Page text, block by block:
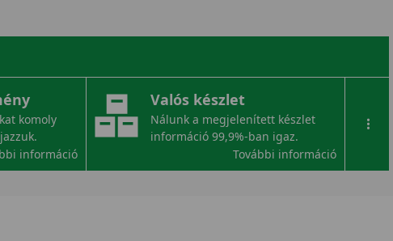
komoly
információ
Valós készlet
Nálunk a megjelenített készlet
információ 99,9%-ban igaz.
További információ
...